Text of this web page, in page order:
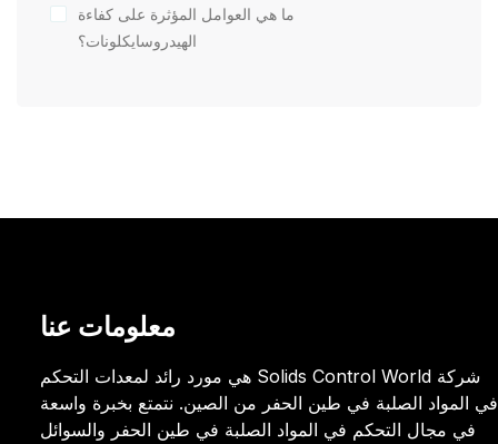
ما هي العوامل المؤثرة على كفاءة
الهيدروسايكلونات؟
معلومات عنا
شركة Solids Control World هي مورد رائد لمعدات التحكم
في المواد الصلبة في طين الحفر من الصين. نتمتع بخبرة واسعة
في مجال التحكم في المواد الصلبة في طين الحفر والسوائل